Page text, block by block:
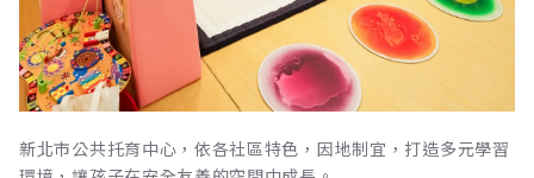
新北市公共托育中心，依各社區特色，因地制宜，打造多元學習